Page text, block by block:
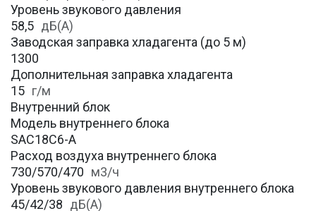
Уровень звукового давления
58,5 дБ(А)
Заводская заправка хладагента (до 5 м)
1300
Дополнительная заправка хладагента
15 г/м
Внутренний блок
Модель внутреннего блока
SAС18С6-A
Расход воздуха внутреннего блока
730/570/470 м3/ч
Уровень звукового давления внутреннего блока
45/42/38 дБ(А)